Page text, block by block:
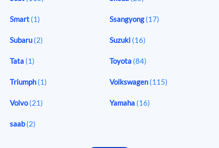
Smart (1) Ssangyong (17)
Subaru (2) Suzuki (16)
Tata (1) Toyota (84)
Triumph (1) Volkswagen (115)
Volvo(21) Yamaha (16)
saab(2)